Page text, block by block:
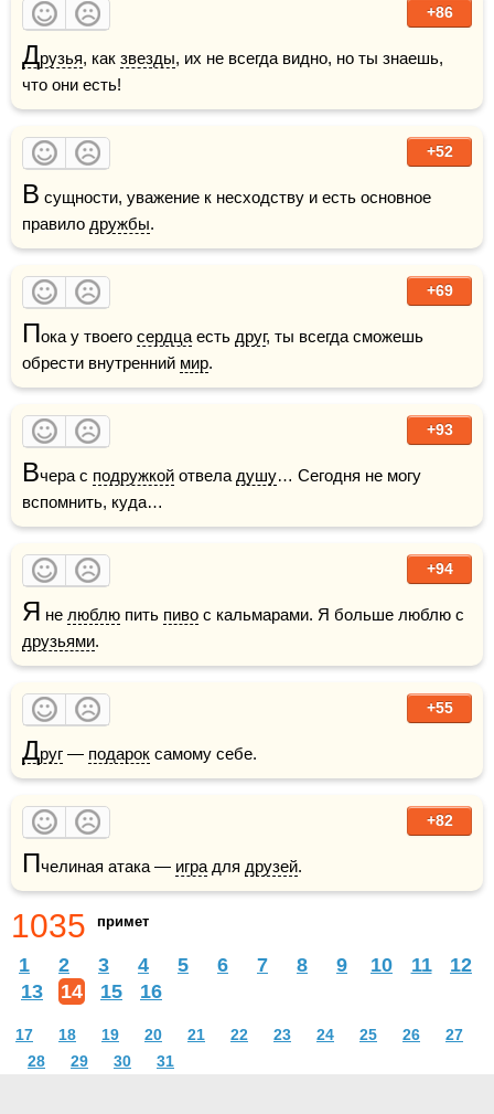
+86
Друзья, как звезды, их не всегда видно, но ты знаешь,
что они есть!
+52
В сущности, уважение к несходству и есть основное
правило дружбы.
+69
Пока у твоего сердца есть друг, ты всегда сможешь
обрести внутренний мир.
+93
Вчера с подружкой отвела душу… Сегодня не могу
вспомнить, куда…
+94
Я не люблю пить пиво
друзьями.
+55
Друг — подарок самому себе.
+82
Пчелиная атака — игра для друзей.
1035 примет
1 2 3 4 5 6 7 8 9 10 11
12
13
14 15 16
17 18 19 20 21 22 23 24 25 26
27
28
29 30 31